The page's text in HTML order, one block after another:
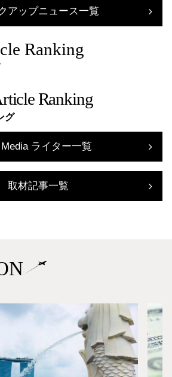
アップニュース一覧
Ranking
Ranking
グ
ライター一覧
取材記事一覧